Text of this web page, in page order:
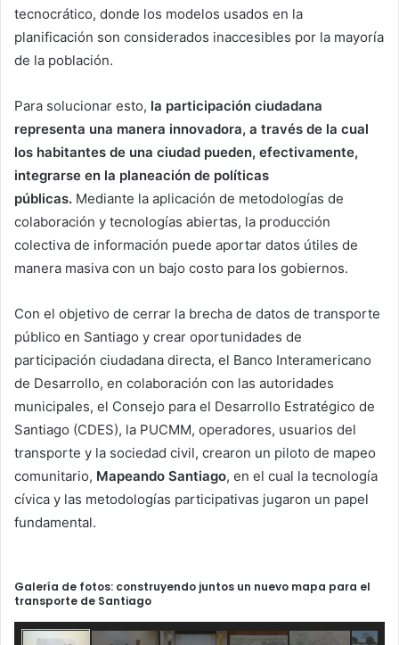
tecnocrático, donde los modelos usados en la
planificación son considerados inaccesibles por la mayoría
de la población.
Para solucionar esto, la participación ciudadana
representa una manera innovadora, a través de la cual
los habitantes de una ciudad pueden, efectivamente,
integrarse en la planeación de políticas
públicas. Mediante la aplicación de metodologías de
colaboración y tecnologías abiertas, la producción
colectiva de información puede aportar datos útiles de
manera masiva con un bajo costo para los gobiernos.
Con el objetivo de cerrar la brecha de datos de transporte
público en Santiago y crear oportunidades de
participación ciudadana directa, el Banco Interamericano
de Desarrollo, en colaboración con las autoridades
municipales, el Consejo para el Desarrollo Estratégico de
Santiago (CDES), la PUCMM, operadores, usuarios del
transporte y la sociedad civil, crearon un piloto de mapeo
comunitario, Mapeando Santiago, en el cual la tecnología
cívica y las metodologías participativas jugaron un papel
fundamental.
Galería de fotos: construyendo juntos un nuevo mapa para el
transporte de Santiago